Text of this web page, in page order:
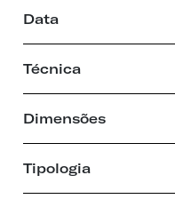
Data
Técnica
Dimensões
Tipologia